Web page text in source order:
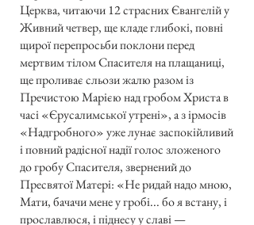
Церква, читаючи 12 страсних Євангелій у
Живний четвер, ще кладе глибокі, повні
щирої перепросьби поклони перед
мертвим тілом Спасителя на плащаниці,
ще проливає сльози жалю разом із
Пречистою Марією над гробом Христа в
часі «Єрусалимської утрені», а з ірмосів
«Надгробного» уже лунає заспокійливий
і повний радісної надії голос зложеного
до гробу Спасителя, звернений до
Пресвятої Матері: «Не ридай надо мною,
Мати, бачачи мене у гробі... бо я встану, і
прославлюся, і піднесу у славі —